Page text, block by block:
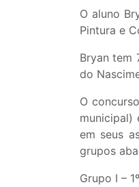
O aluno
Pintura e
Bryan tem
do
O
municipal)
em seus
grupos
Grupo I –